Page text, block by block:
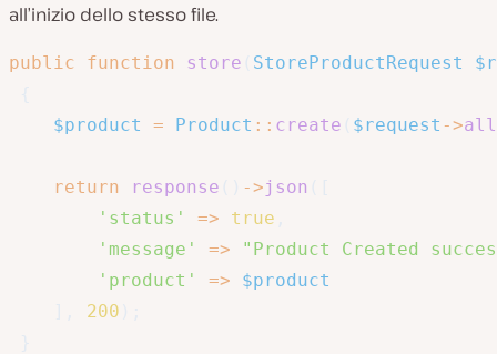
all’inizio dello stesso file.
public function store StoreProductRequest
$product
= Product :: create $request ->all
return response ->json
'status'
=> true
'message'
=>
"Product Created
'product'
=>
$product
200